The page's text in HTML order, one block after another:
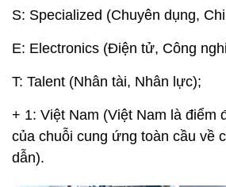
S: Specialized (Chuyên dụng,
E: Electronics (Điện tử, Công
T: Talent (Nhân tài, Nhân lực);
+ 1: Việt Nam (Việt Nam là điểm
của chuỗi cung ứng toàn cầu về
dẫn).